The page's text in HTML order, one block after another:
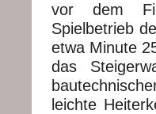
vor dem
Spielbetrieb
etwa Minute
das
leichte